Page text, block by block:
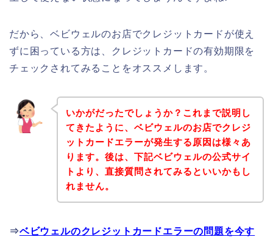
だから、ベビウェルのお店でクレジットカードが使え
ずに困っている方は、クレジットカードの有効期限を
チェックされてみることをオススメします。
いかがだったでしょうか？これまで説明し
てきたように、ベビウェルのお店でクレジ
ットカードエラーが発生する原因は様々あ
ります。後は、下記ベビウェルの公式サイ
トより、直接質問されてみるといいかもし
れません。
⇒ベビウェルのクレジットカードエラーの問題を今す